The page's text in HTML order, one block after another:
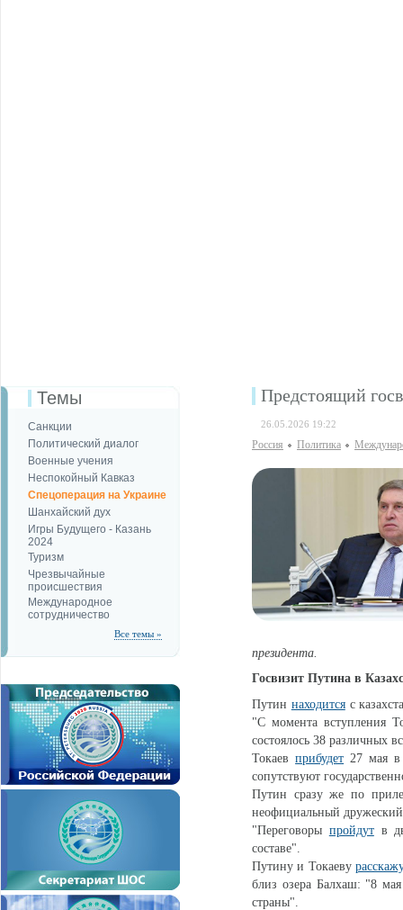
Темы
Санкции
Политический диалог
Военные учения
Неспокойный Кавказ
Спецоперация на Украине
Шанхайский дух
Игры Будущего - Казань
2024
Туризм
Чрезвычайные
происшествия
Международное
сотрудничество
Все темы »
Предстоящий
26.05.2026 19:22
Россия Политика
президента.
Госвизит Путина в
Путин находитсяс
"С момента вступления
состоялось 38 различных
Токаевприбудет 27 мая в
сопутствуют
Путин сразу же по
неофициальный дружеский
"Переговоры пройдутв
составе".
Путину и Токаеву
близ озера Балхаш: "8
страны".